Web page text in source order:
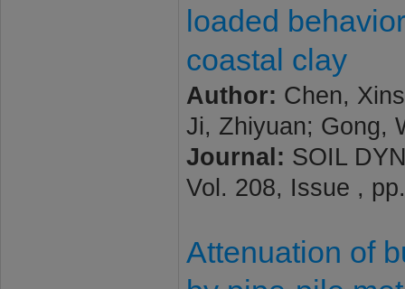
loaded
coastal clay
Author: Chen,
Ji, Zhiyuan; Gong,
Journal: SOIL
Vol. 208, Issue ,
Attenuation of